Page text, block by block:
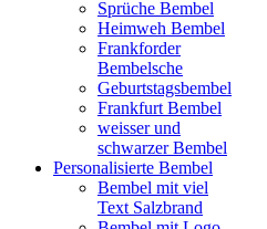
Sprüche Bembel
Heimweh Bembel
Frankforder
Bembelsche
Geburtstagsbembel
Frankfurt Bembel
weisser und
schwarzer Bembel
Personalisierte Bembel
Bembel mit viel
Text Salzbrand